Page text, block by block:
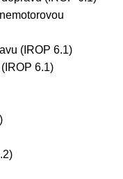
(IROP 6.1)
6.1)